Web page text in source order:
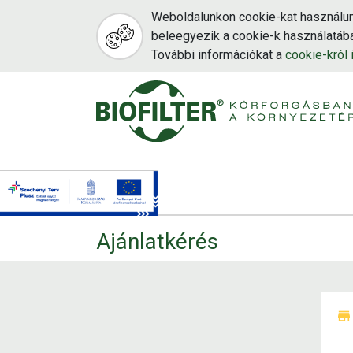
Weboldalunkon cookie-kat
beleegyezik a cookie-k
További információkat a cookie-król
Ajánlatkérés